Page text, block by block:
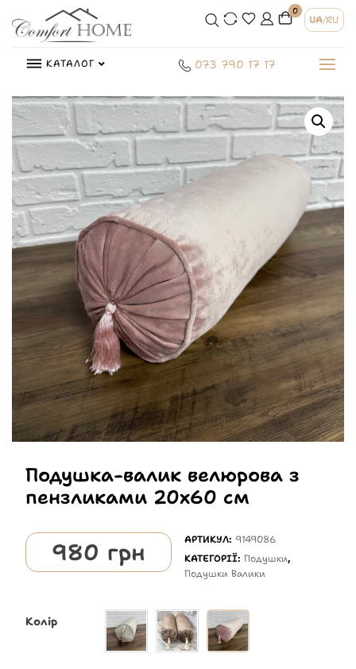
0
UA/RU
КАТАЛОГ 073 790 17 17
Подушка-валик велюрова з
пензликами 20х60 см
980 грн АРТИКУЛ: 9149086
КАТЕГОРІЇ:Подушки,
Подушки Валики
Колір